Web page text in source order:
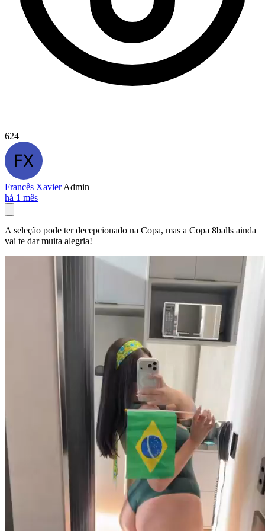
624
Francês XavierAdmin
há 1 mês
A seleção pode ter decepcionado na Copa, mas a Copa 8balls ainda
vai te dar muita alegria!